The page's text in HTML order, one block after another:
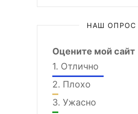
НАШ ОПРОС
Оцените мой сайт
1. Отлично
2. Плохо
3. Ужасно